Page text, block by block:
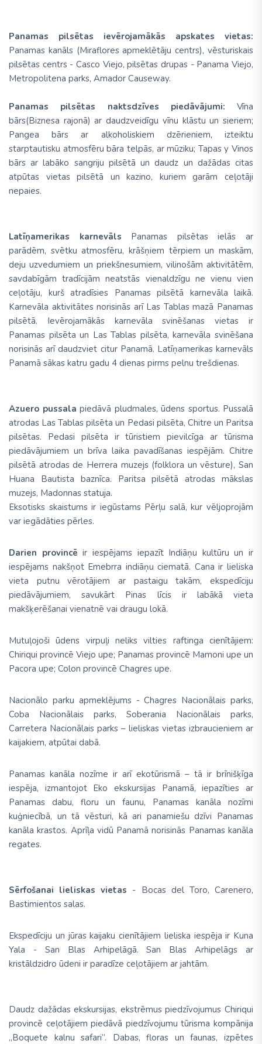
Panamas pilsētas ievērojamākās apskates vietas:
Panamas kanāls (Miraflores apmeklētāju centrs), vēsturiskais
pilsētas centrs - Casco Viejo, pilsētas drupas - Panama Viejo,
Metropolitena parks, Amador Causeway.
Panamas pilsētas naktsdzīves piedāvājumi: Vīna
bārs(Biznesa rajonā) ar daudzveidīgu vīnu klāstu un sieriem;
Pangea bārs ar alkoholiskiem dzērieniem, izteiktu
starptautisku atmosfēru bāra telpās, ar mūziku; Tapas y Vinos
bārs ar labāko sangriju pilsētā un daudz un dažādas citas
atpūtas vietas pilsētā un kazino, kuriem garām ceļotāji
nepaies.
Latīņamerikas karnevāls Panamas pilsētas ielās ar
parādēm, svētku atmosfēru, krāšņiem tērpiem un maskām,
deju uzvedumiem un priekšnesumiem, vilinošām aktivitātēm,
savdabīgām tradīcijām neatstās vienaldzīgu ne vienu vien
ceļotāju, kurš atradīsies Panamas pilsētā karnevāla laikā.
Karnevāla aktivitātes norisinās arī Las Tablas mazā Panamas
pilsētā. Ievērojamākās karnevāla svinēšanas vietas ir
Panamas pilsēta un Las Tablas pilsēta, karnevāla svinēšana
norisinās arī daudzviet citur Panamā. Latīņamerikas karnevāls
Panamā sākas katru gadu 4 dienas pirms pelnu trešdienas.
Azuero pussala piedāvā pludmales, ūdens sportus. Pussalā
atrodas Las Tablas pilsēta un Pedasi pilsēta, Chitre un Paritsa
pilsētas. Pedasi pilsēta ir tūristiem pievilcīga ar tūrisma
piedāvājumiem un brīva laika pavadīšanas iespējām. Chitre
pilsētā atrodas de Herrera muzejs (folklora un vēsture), San
Huana Bautista baznīca. Paritsa pilsētā atrodas mākslas
muzejs, Madonnas statuja.
Eksotisks skaistums ir iegūstams Pērļu salā, kur vēljoprojām
var iegādāties pērles.
Darien provincē ir iespējams iepazīt Indiāņu kultūru un ir
iespējams nakšņot Emebrra indiāņu ciematā. Cana ir lieliska
vieta putnu vērotājiem ar pastaigu takām, ekspedīciju
piedāvājumiem, savukārt Pinas līcis ir labākā vieta
makšķerēšanai vienatnē vai draugu lokā.
Mutuļojoši ūdens virpuļi neliks vilties raftinga cienītājiem:
Chiriqui provincē Viejo upe; Panamas provincē Mamoni upe un
Pacora upe; Colon provincē Chagres upe.
Nacionālo parku apmeklējums - Chagres Nacionālais parks,
Coba Nacionālais parks, Soberania Nacionālais parks,
Carretera Nacionālais parks – lieliskas vietas izbraucieniem ar
kaijakiem, atpūtai dabā.
Panamas kanāla nozīme ir arī ekotūrismā – tā ir brīnišķīga
iespēja, izmantojot Eko ekskursijas Panamā, iepazīties ar
Panamas dabu, floru un faunu, Panamas kanāla nozīmi
kuģniecībā, un tā vēsturi, kā ari panamiešu dzīvi Panamas
kanāla krastos. Aprīļa vidū Panamā norisinās Panamas kanāla
regates.
Sērfošanai lieliskas vietas - Bocas del Toro, Carenero,
Bastimientos salas.
Ekspedīciju un jūras kaijaku cienītājiem lieliska iespēja ir Kuna
Yala - San Blas Arhipelāgā. San Blas Arhipelāgs ar
kristāldzidro ūdeni ir paradīze ceļotājiem ar jahtām.
Daudz dažādas ekskursijas, ekstrēmus piedzīvojumus Chiriqui
provincē ceļotājiem piedāvā piedzīvojumu tūrisma kompānija
„Boquete kalnu safari”. Dabas, floras un faunas, izpētes